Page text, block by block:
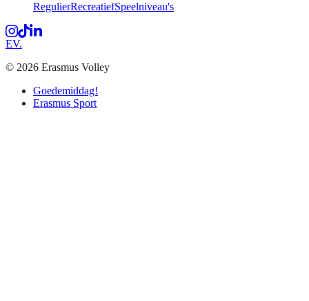
RegulierRecreatiefSpeelniveau's
Instagram
TiktokLinkedIn
EV.
© 2026 Erasmus Volley
Goedemiddag!
Erasmus Sport